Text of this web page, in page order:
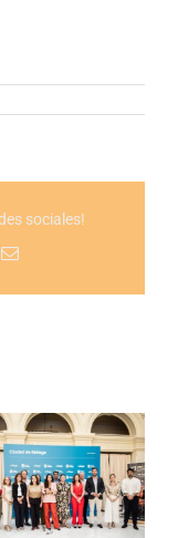
sociales!
Email